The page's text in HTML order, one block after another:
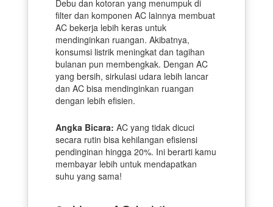
Debu dan kotoran yang menumpuk di
filter dan komponen AC lainnya membuat
AC bekerja lebih keras untuk
mendinginkan ruangan. Akibatnya,
konsumsi listrik meningkat dan tagihan
bulanan pun membengkak. Dengan AC
yang bersih, sirkulasi udara lebih lancar
dan AC bisa mendinginkan ruangan
dengan lebih efisien.
Angka Bicara: AC yang tidak dicuci
secara rutin bisa kehilangan efisiensi
pendinginan hingga 20%. Ini berarti kamu
membayar lebih untuk mendapatkan
suhu yang sama!